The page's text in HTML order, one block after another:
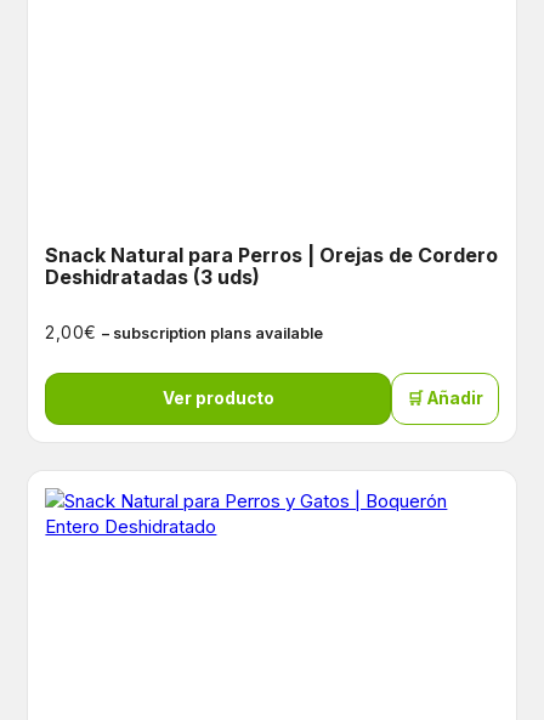
Snack Natural para Perros | Orejas de Cordero
Deshidratadas (3 uds)
2,00€ – subscription plans available
Ver producto 🛒 Añadir